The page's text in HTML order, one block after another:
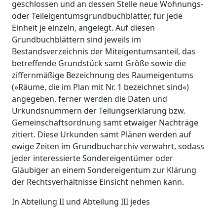
geschlossen und an dessen Stelle neue Wohnungs-
oder Teileigentumsgrundbuchblätter, für jede
Einheit je einzeln, angelegt. Auf diesen
Grundbuchblättern sind jeweils im
Bestandsverzeichnis der Miteigentumsanteil, das
betreffende Grundstück samt Größe sowie die
ziffernmäßige Bezeichnung des Raumeigentums
(»Räume, die im Plan mit Nr. 1 bezeichnet sind«)
angegeben, ferner werden die Daten und
Urkundsnummern der Teilungserklärung bzw.
Gemeinschaftsordnung samt etwaiger Nachträge
zitiert. Diese Urkunden samt Plänen werden auf
ewige Zeiten im Grundbucharchiv verwahrt, sodass
jeder interessierte Sondereigentümer oder
Gläubiger an einem Sondereigentum zur Klärung
der Rechtsverhältnisse Einsicht nehmen kann.
In Abteilung II und Abteilung III jedes